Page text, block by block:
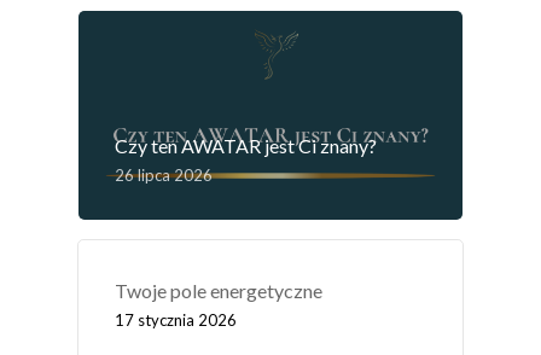
Czy ten AWATAR jest Ci znany?
26 lipca 2026
Twoje pole energetyczne
17 stycznia 2026